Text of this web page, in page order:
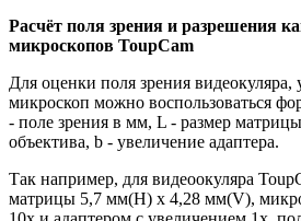
Расчёт поля зрения и разрешения
микроскопов ТоuрСаm
Для оценки поля зрения видеокуляра,
микроскоп можно воспользоваться
- поле зрения в мм, L - размер
объектива, b - увеличение адаптера.
Так например, для видеоокуляра
матрицы 5,7 мм(Н) х 4,28 мм(V),